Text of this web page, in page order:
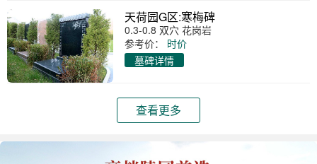
天荷园G区:寒梅碑
0.3-0.8 双穴 花岗岩
参考价：
时价
墓碑详情
查看更多